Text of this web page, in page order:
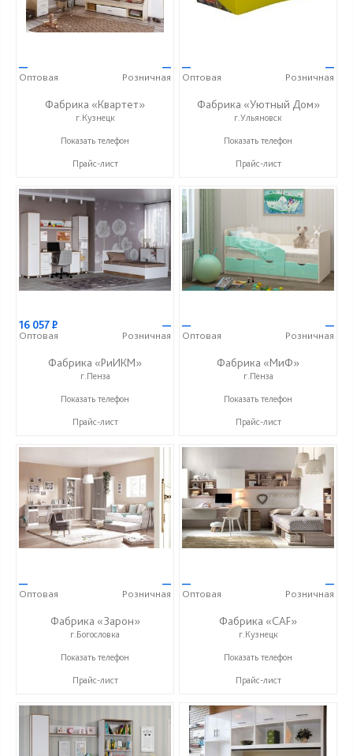
—
Оптовая
—
Розничная
Фабрика «Квартет»
г.Кузнецк
+7 (84157) 2-02-03
Показать телефон
Прайс-лист
—
Оптовая
—
Розничная
Фабрика «Уютный Дом»
г.Ульяновск
+7 (927) 815-33-33
Показать телефон
Прайс-лист
16 057Р
Оптовая
—
Розничная
Фабрика «РиИКМ»
г.Пенза
+7 (909) 316-37-73
Показать телефон
Прайс-лист
—
Оптовая
—
Розничная
Фабрика «МиФ»
г.Пенза
+7 (8412) 20-20-37
Показать телефон
Прайс-лист
—
Оптовая
—
Розничная
Фабрика «Зарон»
г.Богословка
+7 (8412) 21-50-66
Показать телефон
Прайс-лист
—
Оптовая
—
Розничная
Фабрика «CAF»
г.Кузнецк
+7 (937) 444-67-71
Показать телефон
Прайс-лист